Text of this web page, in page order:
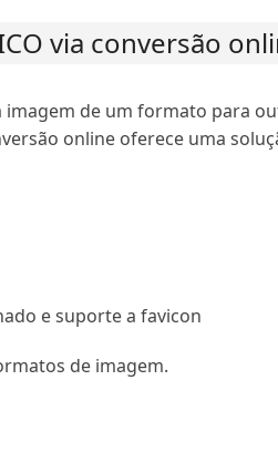
via conversão
de um formato para
online oferece uma
e suporte a favicon
de imagem.